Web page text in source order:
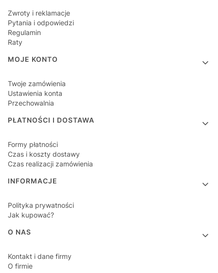
Zwroty i reklamacje
Pytania i odpowiedzi
Regulamin
Raty
MOJE KONTO
Twoje zamówienia
Ustawienia konta
Przechowalnia
PŁATNOŚCI I DOSTAWA
Formy płatności
Czas i koszty dostawy
Czas realizacji zamówienia
INFORMACJE
Polityka prywatności
Jak kupować?
O NAS
Kontakt i dane firmy
O firmie